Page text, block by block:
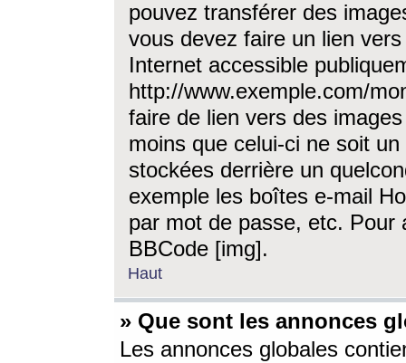
pouvez transférer des
vous devez faire un lien
Internet accessible
http://www.exemple.com/
faire de lien vers des
moins que celui-ci ne soit
stockées derrière un
exemple les boîtes e-mail
par mot de passe, etc. Pour
BBCode [img].
Haut
» Que sont les annonces
Les annonces globales